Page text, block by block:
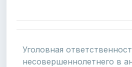
Уголовная
несовершеннолетнего в